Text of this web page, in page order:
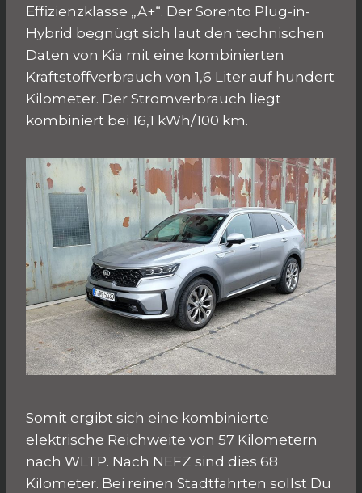
Effizienzklasse „A+“. Der Sorento Plug-in-
Hybrid begnügt sich laut den technischen
Daten von Kia mit eine kombinierten
Kraftstoffverbrauch von 1,6 Liter auf hundert
Kilometer. Der Stromverbrauch liegt
kombiniert bei 16,1 kWh/100 km.
Somit ergibt sich eine kombinierte
elektrische Reichweite von 57 Kilometern
nach WLTP. Nach NEFZ sind dies 68
Kilometer. Bei reinen Stadtfahrten sollst Du